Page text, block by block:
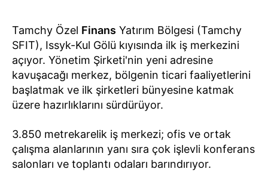
Tamchy Özel Finans Yatırım Bölgesi (Tamchy
SFIT), Issyk-Kul Gölü kıyısında ilk iş merkezini
açıyor. Yönetim Şirketi'nin yeni adresine
kavuşacağı merkez, bölgenin ticari faaliyetlerini
başlatmak ve ilk şirketleri bünyesine katmak
üzere hazırlıklarını sürdürüyor.
3.850 metrekarelik iş merkezi; ofis ve ortak
çalışma alanlarının yanı sıra çok işlevli konferans
salonları ve toplantı odaları barındırıyor.